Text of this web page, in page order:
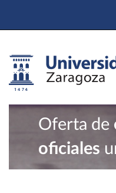
Oferta de
oficiales